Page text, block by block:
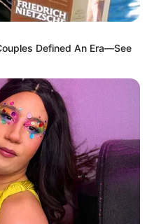
ΟΡΟΙ ΧΡΗΣΗΣ
Defined An Era—See